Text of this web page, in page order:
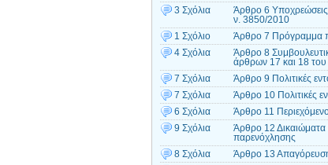
3 Σχόλια
Άρθρο 6
ν. 3850/2010
1 Σχόλιο
Άρθρο 7 Πρόγραμμα
4 Σχόλια
Άρθρο 8
άρθρων 17 και 18
7 Σχόλια
Άρθρο 9 Πολιτικές
7 Σχόλια
Άρθρο 10 Πολιτικές
6 Σχόλια
Άρθρο 11
9 Σχόλια
Άρθρο 12 Δικαιώματα
παρενόχλησης
8 Σχόλια
Άρθρο 13